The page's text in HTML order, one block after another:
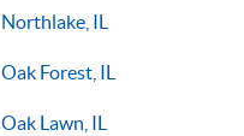
Northlake, IL
Oak Forest, IL
Oak Lawn, IL